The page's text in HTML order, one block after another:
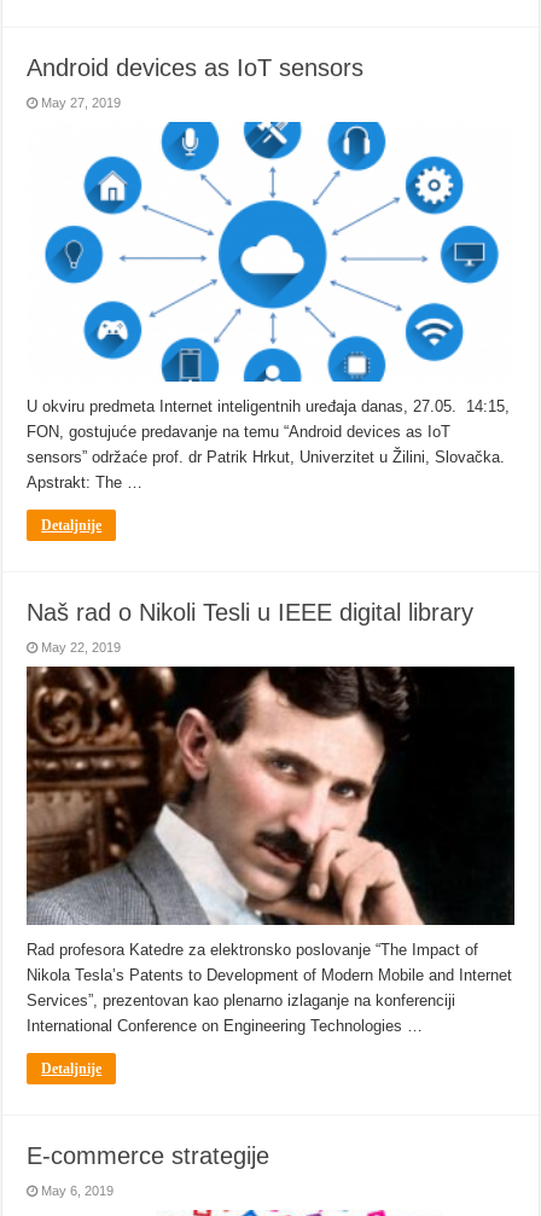
Android devices as IoT sensors
May 27, 2019
U okviru predmeta Internet inteligentnih uređaja danas, 27.05. 14:15,
FON, gostujuće predavanje na temu “Android devices as IoT
sensors” održaće prof. dr Patrik Hrkut, Univerzitet u Žilini, Slovačka.
Apstrakt: The …
Detaljnije
Naš rad o Nikoli Tesli u IEEE digital library
May 22, 2019
Rad profesora Katedre za elektronsko poslovanje “The Impact of
Nikola Tesla’s Patents to Development of Modern Mobile and Internet
Services”, prezentovan kao plenarno izlaganje na konferenciji
International Conference on Engineering Technologies …
Detaljnije
E-commerce strategije
May 6, 2019